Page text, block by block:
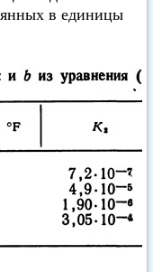
в единицы